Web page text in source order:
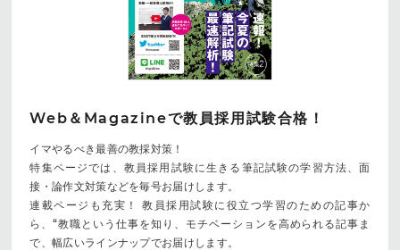
Web＆Magazineで教員採用試験合格！
イマやるべき最善の教採対策！
特集ページでは、教員採用試験に生きる筆記試験の学習方法、面
接・論作文対策などを毎号お届けします。
連載ページも充実！ 教員採用試験に役立つ学習のための記事か
ら、“教職という仕事を知り、モチベーションを高められる記事ま
で、幅広いラインナップでお届けします。